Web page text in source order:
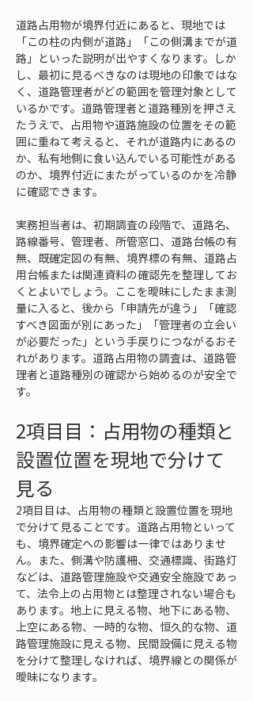
道路占用物が境界付近にあると、現地では
「この柱の内側が道路」「この側溝までが道
路」といった説明が出やすくなります。しか
し、最初に見るべきなのは現地の印象ではな
く、道路管理者がどの範囲を管理対象として
いるかです。道路管理者と道路種別を押さえ
たうえで、占用物や道路施設の位置をその範
囲に重ねて考えると、それが道路内にあるの
か、私有地側に食い込んでいる可能性がある
のか、境界付近にまたがっているのかを冷静
に確認できます。
実務担当者は、初期調査の段階で、道路名、
路線番号、管理者、所管窓口、道路台帳の有
無、既確定図の有無、境界標の有無、道路占
用台帳または関連資料の確認先を整理してお
くとよいでしょう。ここを曖昧にしたまま測
量に入ると、後から「申請先が違う」「確認
すべき図面が別にあった」「管理者の立会い
が必要だった」という手戻りにつながるおそ
れがあります。道路占用物の調査は、道路管
理者と道路種別の確認から始めるのが安全で
す。
2項目目：占用物の種類と
設置位置を現地で分けて
見る
2項目目は、占用物の種類と設置位置を現地
で分けて見ることです。道路占用物といって
も、境界確定への影響は一律ではありませ
ん。また、側溝や防護柵、交通標識、街路灯
などは、道路管理施設や交通安全施設であっ
て、法令上の占用物とは整理されない場合も
あります。地上に見える物、地下にある物、
上空にある物、一時的な物、恒久的な物、道
路管理施設に見える物、民間設備に見える物
を分けて整理しなければ、境界線との関係が
曖昧になります。